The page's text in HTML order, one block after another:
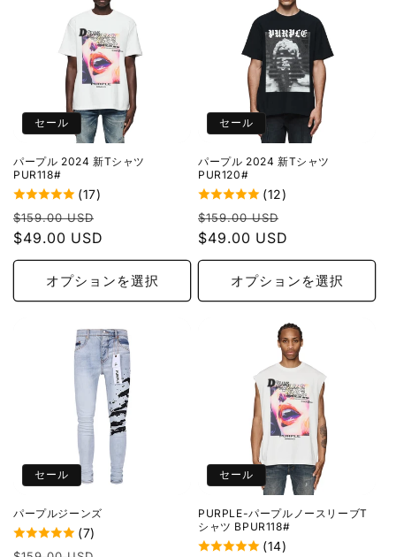
セール
パープル 2024 新Tシャツ
PUR118#
(17)
通
常
価
$159.00 USD
ル
価
格
$49.00 USD
オプションを選択
セール
パープル 2024 新Tシャツ
PUR120#
(12)
通
常
価
$159.00 USD
ル
価
格
$49.00 USD
オプションを選択
セール
パープルジーンズ
(7)
セール
PURPLE-パープルノースリーブT
シャツ BPUR118#
(14)